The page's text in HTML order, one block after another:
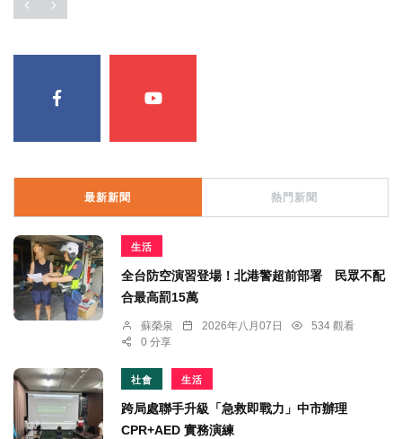
最新新聞 熱門新聞
生活
全台防空演習登場！北港警超前部署 民眾不配
合最高罰15萬
蘇榮泉 2026年八月07日
534 觀看
0 分享
社會 生活
跨局處聯手升級「急救即戰力」中市辦理
CPR+AED 實務演練